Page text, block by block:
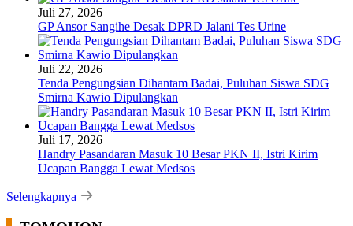
Juli 27, 2026
GP Ansor Sangihe Desak DPRD Jalani Tes Urine
Juli 22, 2026
Tenda Pengungsian Dihantam Badai, Puluhan Siswa SDG
Smirna Kawio Dipulangkan
Juli 17, 2026
Handry Pasandaran Masuk 10 Besar PKN II, Istri Kirim
Ucapan Bangga Lewat Medsos
Selengkapnya